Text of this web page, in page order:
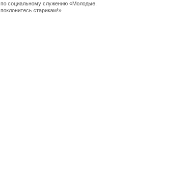
по социальному служению «Молодые,
поклонитесь старикам!»